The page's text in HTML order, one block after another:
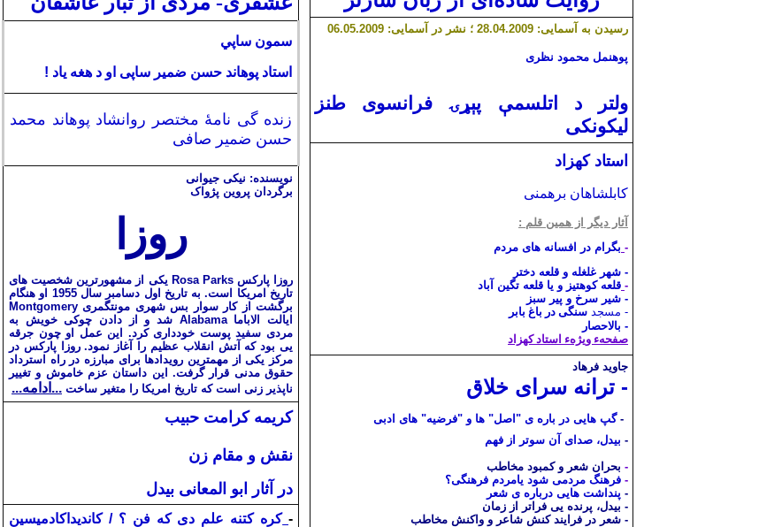
سمون ساپي
استاد پوهاند حسن ضمير ساپى او د هغه ياد !
زنده گی نامۀ مختصر روانشاد پوهاند محمد
حسن ضمیر صافی
نویسنده: نیکی جیوانی
برگردان پروین پژواک
روزا
روزا پارکس Rosa Parks یکی از مشهورترین شخصیت های
تاریخ امریکا است. به تاریخ اول دسامبر سال 1955 او هنگام
برگشت از کار سوار بس شهری مونتگمری Montgomery
ایالت الاباما Alabama شد و از دادن چوکی خویش به
مردی سفید پوست خودداری کرد. این عمل او چون جرقه
یی بود که آتش انقلاب عظیم را آغاز نمود. روزا پارکس در
مرکز یکی از مهمترین رویدادها برای مبارزه در راه استرداد
حقوق مدنی قرار گرفت. این داستان عزم خاموش و تغییر
ناپذیر زنی است که تاریخ امریکا را متغیر ساخت ...ادامه...
کریمه کرامت حبیب
نقش و مقام زن
در آثار ابو المعانی بیدل
- کره کتنه علم دی که فن ؟ /کانديداکادميسين
رسیدن به آسمایی: 28.04.2009 ؛ نشر در آسمایی: 06.05.2009
پوهنمل محمود نظری
ولتر د اتلسمې پېړۍ فرانسوی طنز
لیکونکی
استاد کهزاد
کابلشاهان برهمنی
آثار دیگر از همین قلم :
- بگرام در افسانه های مردم
- شهر غلغله و قلعه دختر
- قلعه کوهتیز و یا قلعه تگین آباد
- شیر سرخ و پیر سبز
- مسجد سنگی در باغ بابر
- بالاحصار
صفحهء ویژهء استاد کهزاد
جاوید فرهاد
- ترانه سرای خلاق
-گپ هایی در باره ی "اصل" ها و "فرضیه" های ادبی
- بیدل، صدای آن سوتر از فهم
- بحران شعر و کمبود مخاطب
- فرهنگ مردمی شود یامردم فرهنگی؟
- پنداشت هایی درباره ی شعر
- بیدل، پرنده یی فراتر از زمان
- شعر در فرایند کنش شاعر و واکنش مخاطب